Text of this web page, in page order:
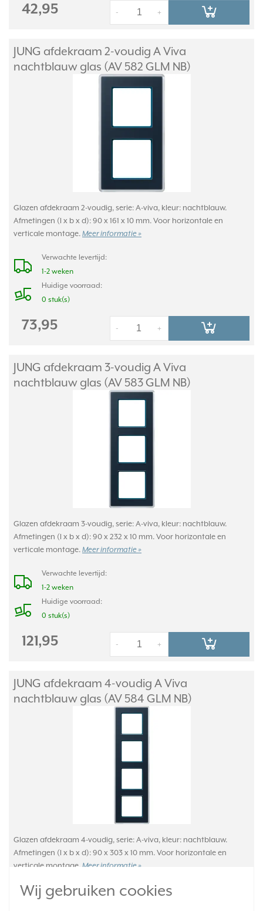
Wij gebruiken cookies
42,95 +
-
JUNG afdekraam 2-voudig A Viva
nachtblauw glas (AV 582 GLM NB)
Glazen afdekraam 2-voudig, serie: A-viva, kleur: nachtblauw.
Afmetingen (l x b x d): 90 x 161 x 10 mm. Voor horizontale en
verticale montage. Meer informatie »
Verwachte levertijd:
1-2 weken
Huidige voorraad:
0 stuk(s)
73,95 +
-
JUNG afdekraam 3-voudig A Viva
nachtblauw glas (AV 583 GLM NB)
Glazen afdekraam 3-voudig, serie: A-viva, kleur: nachtblauw.
Afmetingen (l x b x d): 90 x 232 x 10 mm. Voor horizontale en
verticale montage. Meer informatie »
Verwachte levertijd:
1-2 weken
Huidige voorraad:
0 stuk(s)
121,95 +
-
JUNG afdekraam 4-voudig A Viva
nachtblauw glas (AV 584 GLM NB)
Glazen afdekraam 4-voudig, serie: A-viva, kleur: nachtblauw.
Afmetingen (l x b x d): 90 x 303 x 10 mm. Voor horizontale en
verticale montage. Meer informatie »
Verwachte levertijd: